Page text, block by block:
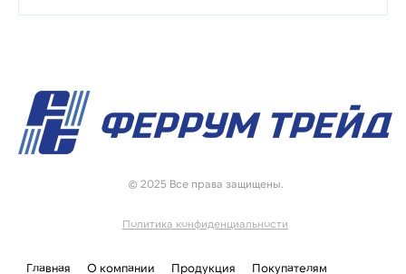
© 2025 Все права защищены.
Политика конфиденциальности
Главная О компании Продукция Покупателям